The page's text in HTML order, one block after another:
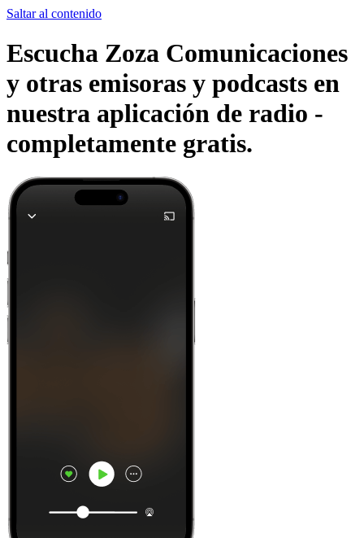
Saltar al contenido
Escucha Zoza Comunicaciones
y otras emisoras y podcasts en
nuestra aplicación de radio -
completamente gratis.